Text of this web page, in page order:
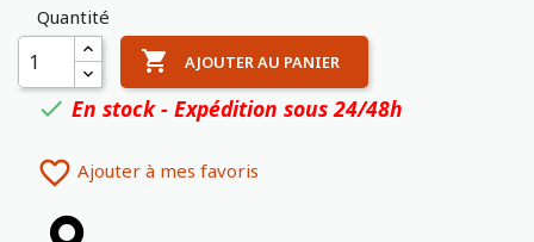
Quantité
 AJOUTER AU PANIER
 En stock - Expédition sous 24/48h
 Ajouter à mes favoris